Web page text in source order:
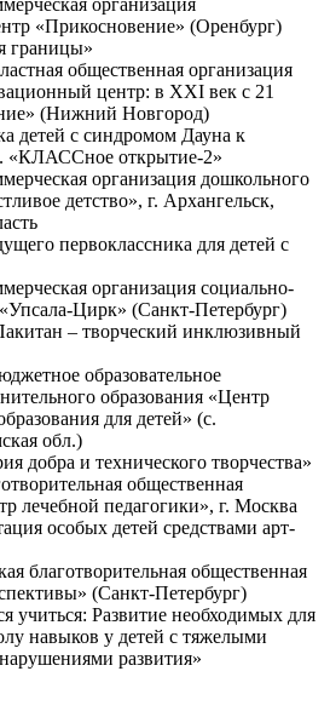
«Прикосновение» (Оренбург)
границы»
общественная организация
центр: в XXI век с 21
(Нижний Новгород)
детей с синдромом Дауна к
«КЛАССное открытие-2»
организация дошкольного
детство», г. Архангельск,
первоклассника для детей с
организация социально-
Цирк» (Санкт-Петербург)
– творческий инклюзивный
образовательное
образования «Центр
для детей» (с.
обл.)
добра и технического творчества»
общественная
лечебной педагогики», г. Москва
особых детей средствами арт-
благотворительная общественная
(Санкт-Петербург)
учиться: Развитие необходимых для
навыков у детей с тяжелыми
развития»